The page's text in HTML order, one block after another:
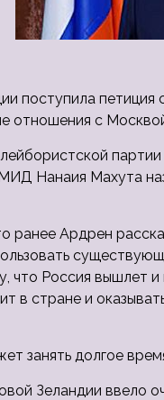
поступила петиция
отношения с
Нанаия Махута
ранее Ардрен
что Россия вышлет
в стране и
занять долгое
Зеландии ввело